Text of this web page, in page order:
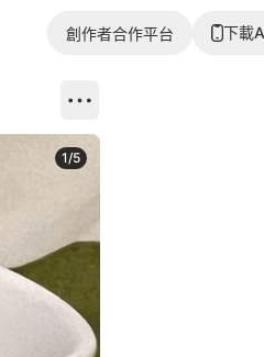
創作者合作平台 下載
1/5